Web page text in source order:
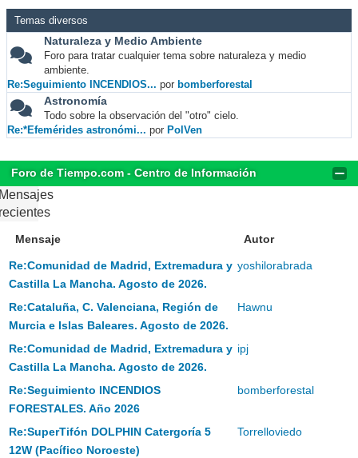
Temas diversos
Naturaleza y Medio Ambiente
Foro para tratar cualquier tema sobre naturaleza y medio
ambiente.
Re:Seguimiento INCENDIOS... por bomberforestal
Astronomía
Todo sobre la observación del "otro" cielo.
Re:*Efemérides astronómi... por PolVen
Foro de Tiempo.com - Centro de Información
Mensaje Autor
Re:Comunidad de Madrid, Extremadura y
Castilla La Mancha. Agosto de 2026.
yoshilorabrada
Re:Cataluña, C. Valenciana, Región de
Murcia e Islas Baleares. Agosto de 2026.
Hawnu
Re:Comunidad de Madrid, Extremadura y
Castilla La Mancha. Agosto de 2026.
ipj
Re:Seguimiento INCENDIOS
FORESTALES. Año 2026
bomberforestal
Re:SuperTifón DOLPHIN Catergoría 5
12W (Pacífico Noroeste)
Torrelloviedo